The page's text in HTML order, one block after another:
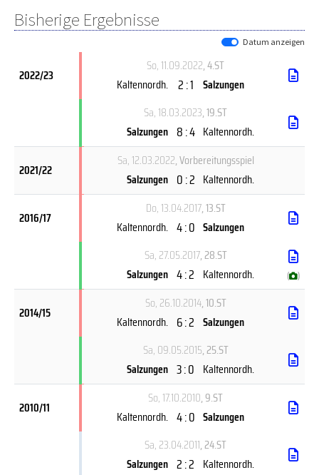
Bisherige Ergebnisse
Datum anzeigen
2022/23
So, 11.09.2022, 4.ST
Kaltennordh. 2 : 1 Salzungen
Sa, 18.03.2023, 19.ST
Salzungen 8 : 4 Kaltennordh.
2021/22
Sa, 12.03.2022, Vorbereitungsspiel
Salzungen 0 : 2 Kaltennordh.
2016/17
Do, 13.04.2017, 13.ST
Kaltennordh. 4 : 0 Salzungen
Sa, 27.05.2017, 28.ST
Salzungen 4 : 2 Kaltennordh. ( )
2014/15
So, 26.10.2014, 10.ST
Kaltennordh. 6 : 2 Salzungen
Sa, 09.05.2015, 25.ST
Salzungen 3 : 0 Kaltennordh.
2010/11
So, 17.10.2010, 9.ST
Kaltennordh. 4 : 0 Salzungen
Sa, 23.04.2011, 24.ST
Salzungen 2 : 2 Kaltennordh.